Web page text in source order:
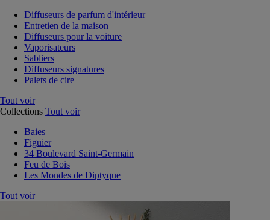
Diffuseurs de parfum d'intérieur
Entretien de la maison
Diffuseurs pour la voiture
Vaporisateurs
Sabliers
Diffuseurs signatures
Palets de cire
Tout voir
Collections Tout voir
Baies
Figuier
34 Boulevard Saint-Germain
Feu de Bois
Les Mondes de Diptyque
Tout voir